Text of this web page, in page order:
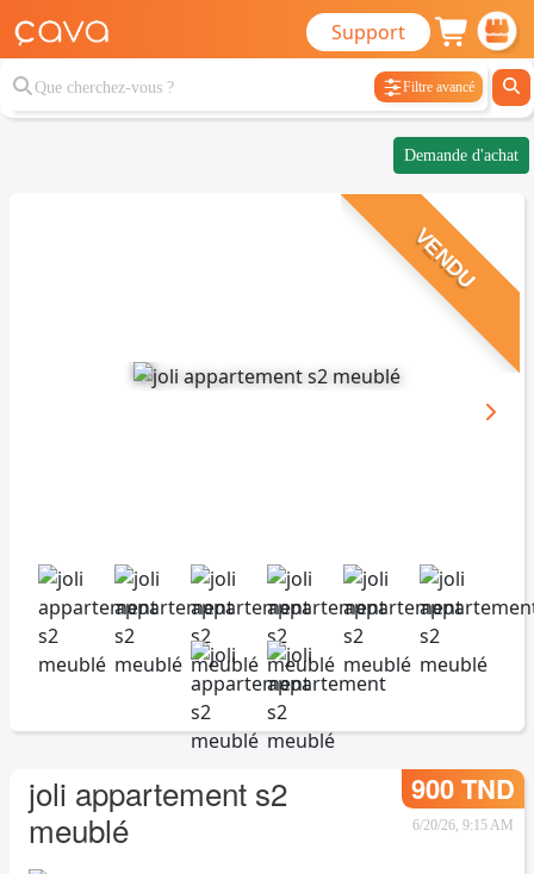
Support
Filtre avancé
Demande d'achat
VENDU
joli appartement s2
meublé
900 TND
6/20/26, 9:15 AM